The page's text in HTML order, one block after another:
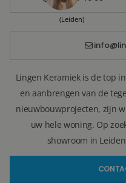
(Leiden)
Lingen Keramiek is de top
en aanbrengen van de
nieuwbouwprojecten, zijn
uw hele woning. Op
showroom in